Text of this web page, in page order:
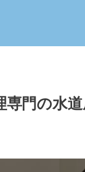
門の水